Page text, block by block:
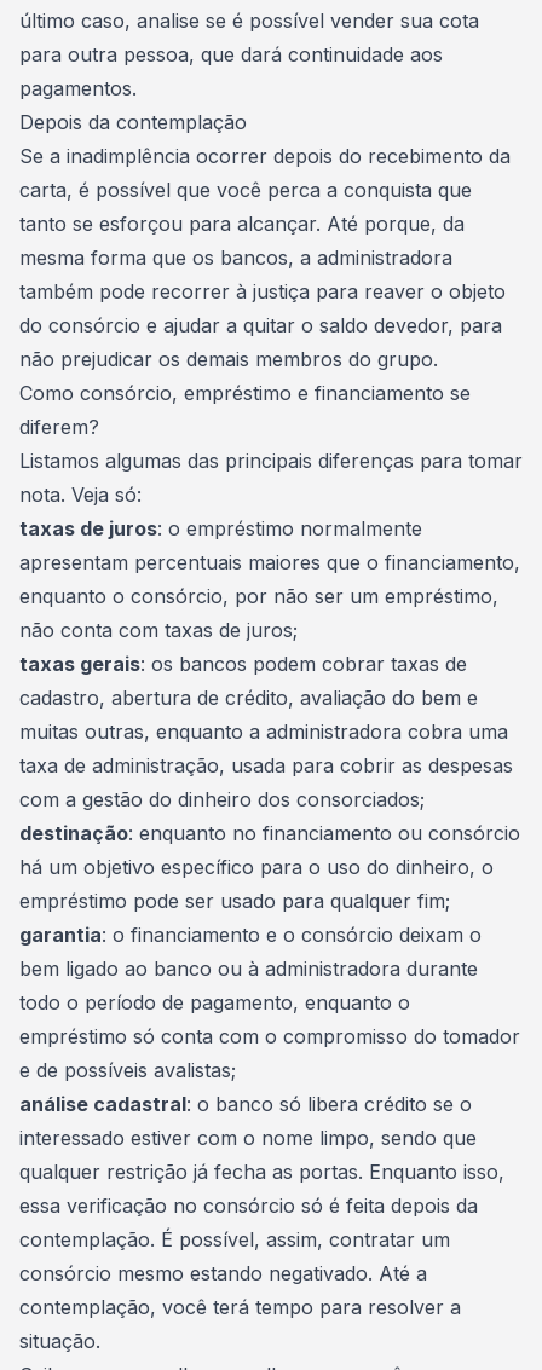
último caso, analise se é possível vender sua cota
para outra pessoa, que dará continuidade aos
pagamentos.
Depois da contemplação
Se a inadimplência ocorrer depois do recebimento da
carta, é possível que você perca a conquista que
tanto se esforçou para alcançar. Até porque, da
mesma forma que os bancos, a administradora
também pode recorrer à justiça para reaver o objeto
do consórcio e ajudar a quitar o saldo devedor, para
não prejudicar os demais membros do grupo.
Como consórcio, empréstimo e financiamento se
diferem?
Listamos algumas das principais diferenças para tomar
nota. Veja só:
taxas de juros: o empréstimo normalmente
apresentam percentuais maiores que o financiamento,
enquanto o consórcio, por não ser um empréstimo,
não conta com taxas de juros;
taxas gerais: os bancos podem cobrar taxas de
cadastro, abertura de crédito, avaliação do bem e
muitas outras, enquanto a administradora cobra uma
taxa de administração, usada para cobrir as despesas
com a gestão do dinheiro dos consorciados;
destinação: enquanto no financiamento ou consórcio
há um objetivo específico para o uso do dinheiro, o
empréstimo pode ser usado para qualquer fim;
garantia: o financiamento e o consórcio deixam o
bem ligado ao banco ou à administradora durante
todo o período de pagamento, enquanto o
empréstimo só conta com o compromisso do tomador
e de possíveis avalistas;
análise cadastral: o banco só libera crédito se o
interessado estiver com o nome limpo, sendo que
qualquer restrição já fecha as portas. Enquanto isso,
essa verificação no consórcio só é feita depois da
contemplação. É possível, assim, contratar um
consórcio mesmo estando negativado. Até a
contemplação, você terá tempo para resolver a
situação.